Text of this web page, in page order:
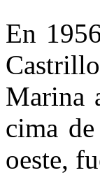
En
Marina
cima
oeste,